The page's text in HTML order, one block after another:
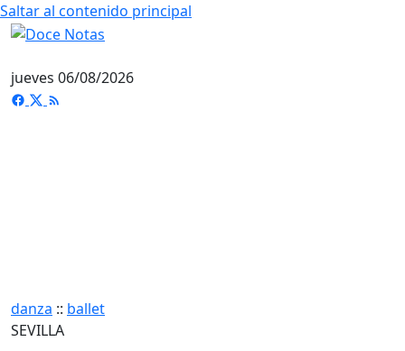
Saltar al contenido principal
jueves 06/08/2026
danza :: ballet
SEVILLA